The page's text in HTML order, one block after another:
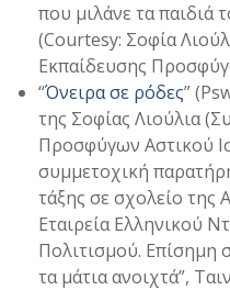
που μιλάνε τα παιδιά
(Courtesy: Σοφία
Εκπαίδευσης
“Όνειρα σε ρόδες”
της Σοφίας Λιούλια
Προσφύγων Αστικού
συμμετοχική
τάξης σε σχολείο της
Εταιρεία Ελληνικού
Πολιτισμού. Επίσημη
τα μάτια ανοιχτά”,